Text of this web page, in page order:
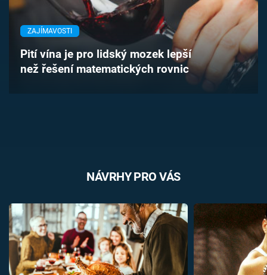
Časopis
Sledujte prima+
ZAJÍMAVOSTI
Pití vína je pro lidský mozek lepší
než řešení matematických rovnic
NÁVRHY PRO VÁS